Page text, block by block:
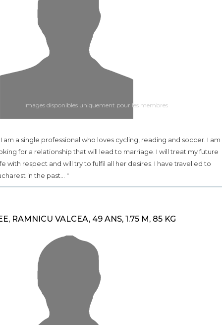
Images disponibles uniquement pour les membres
I am a single professional who loves cycling, reading and soccer. I am
for a relationship that will lead to marriage. I will treat my future
with respect and will try to fulfil all her desires. I have travelled to
in the past... "
RAMNICU VALCEA, 49 ANS, 1.75 M, 85 KG